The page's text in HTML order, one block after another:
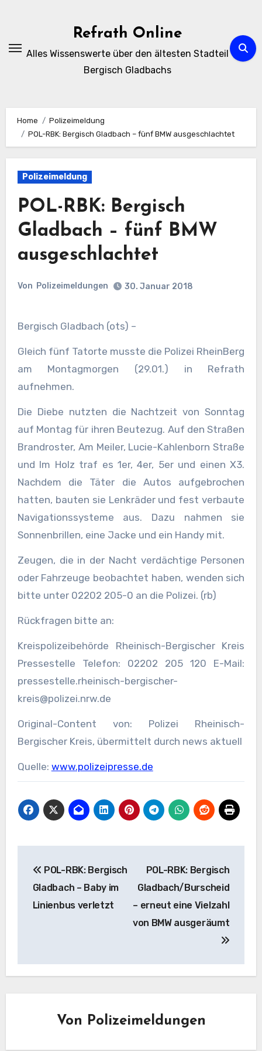
Refrath Online
Alles Wissenswerte über den ältesten Stadteil
Bergisch Gladbachs
Home
Polizeimeldung
POL-RBK: Bergisch Gladbach – fünf BMW ausgeschlachtet
Polizeimeldung
POL-RBK: Bergisch
Gladbach – fünf BMW
ausgeschlachtet
Von Polizeimeldungen 30. Januar 2018
Bergisch Gladbach (ots) –
Gleich fünf Tatorte musste die Polizei RheinBerg
am Montagmorgen (29.01.) in Refrath
aufnehmen.
Die Diebe nutzten die Nachtzeit von Sonntag
auf Montag für ihren Beutezug. Auf den Straßen
Brandroster, Am Meiler, Lucie-Kahlenborn Straße
und Im Holz traf es 1er, 4er, 5er und einen X3.
Nachdem die Täter die Autos aufgebrochen
hatten, bauten sie Lenkräder und fest verbaute
Navigationssysteme aus. Dazu nahmen sie
Sonnenbrillen, eine Jacke und ein Handy mit.
Zeugen, die in der Nacht verdächtige Personen
oder Fahrzeuge beobachtet haben, wenden sich
bitte unter 02202 205-0 an die Polizei. (rb)
Rückfragen bitte an:
Kreispolizeibehörde Rheinisch-Bergischer Kreis
Pressestelle Telefon: 02202 205 120 E-Mail:
pressestelle.rheinisch-bergischer-
kreis@polizei.nrw.de
Original-Content von: Polizei Rheinisch-
Bergischer Kreis, übermittelt durch news aktuell
Quelle: www.polizeipresse.de
POL-RBK: Bergisch
Gladbach – Baby im
Linienbus verletzt
POL-RBK: Bergisch
Gladbach/Burscheid
– erneut eine Vielzahl
von BMW ausgeräumt
Von Polizeimeldungen